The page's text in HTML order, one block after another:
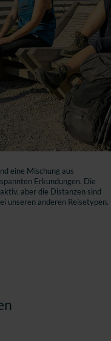
eine Mischung aus
Erkundungen. Die
aber die Distanzen sind
unseren anderen Reisetypen.